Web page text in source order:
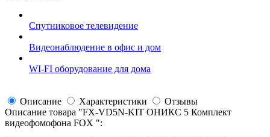
Спутниковое телевидение
Видеонаблюдение в офис и дом
WI-FI оборудование для дома
Описание Характеристики
Отзывы
Описание товара "FX-VD5N-KIT ОНИКС 5 Комплект
видеофомофона FOX ":